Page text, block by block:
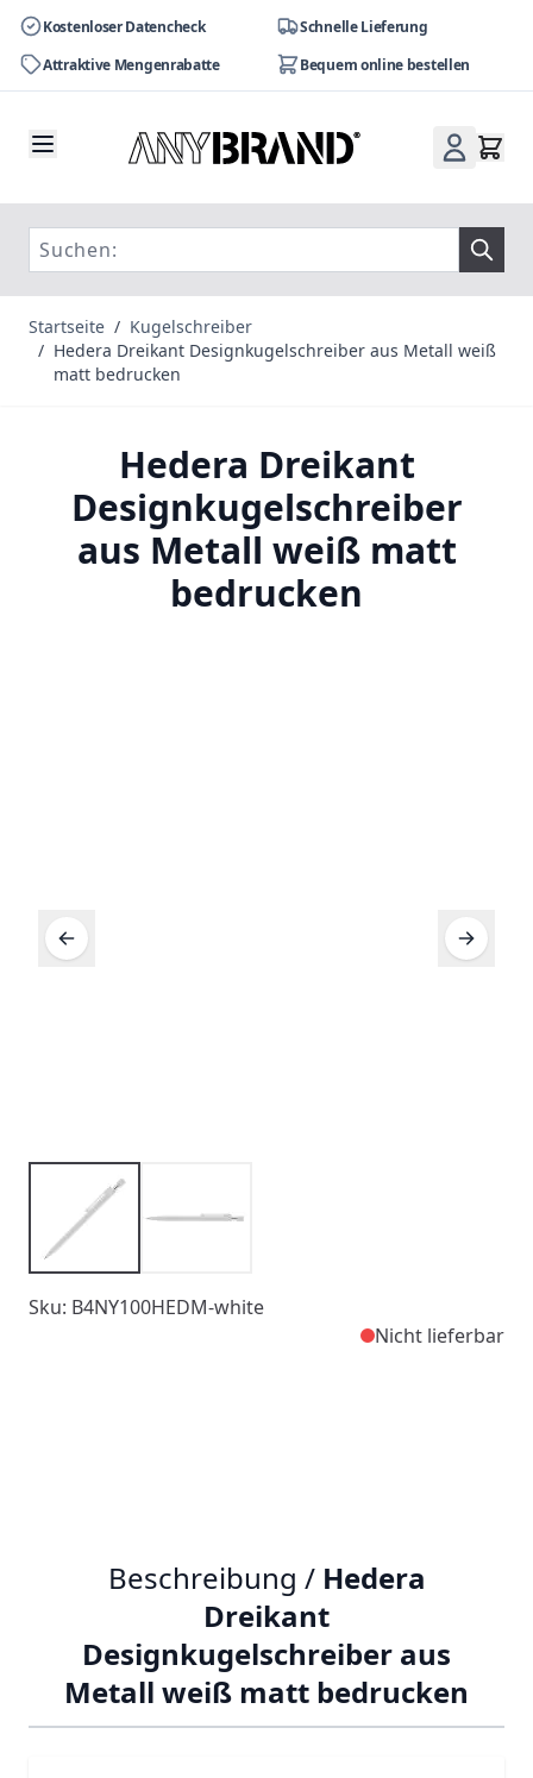
Kostenloser Datencheck
Schnelle Lieferung
Attraktive Mengenrabatte
Bequem online bestellen
Startseite / Kugelschreiber
/ Hedera Dreikant Designkugelschreiber aus Metall weiß
matt bedrucken
Hedera Dreikant
Designkugelschreiber
aus Metall weiß matt
bedrucken
Sku: B4NY100HEDM-white
Nicht lieferbar
Beschreibung / Hedera
Dreikant
Designkugelschreiber aus
Metall weiß matt bedrucken